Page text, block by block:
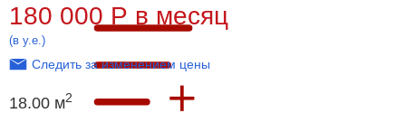
180 000 Р в месяц
(в у.е.)
Следить за изменением цены
18.00 м2